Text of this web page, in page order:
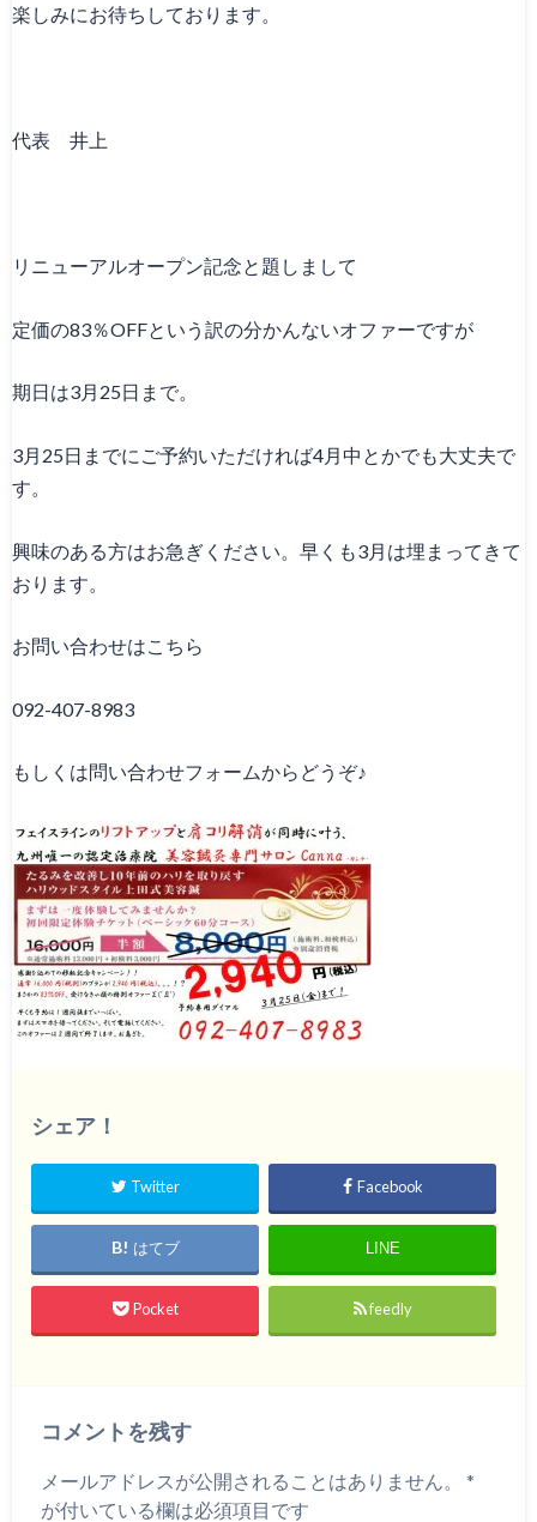
楽しみにお待ちしております。
代表 井上
リニューアルオープン記念と題しまして
定価の83％OFFという訳の分かんないオファーですが
期日は3月25日まで。
3月25日までにご予約いただければ4月中とかでも大丈夫で
す。
興味のある方はお急ぎください。早くも3月は埋まってきて
おります。
お問い合わせはこちら
092-407-8983
もしくは問い合わせフォームからどうぞ♪
シェア！
Twitter Facebook
はてブ LINE
Pocket feedly
コメントを残す
メールアドレスが公開されることはありません。
*
が付いている欄は必須項目です